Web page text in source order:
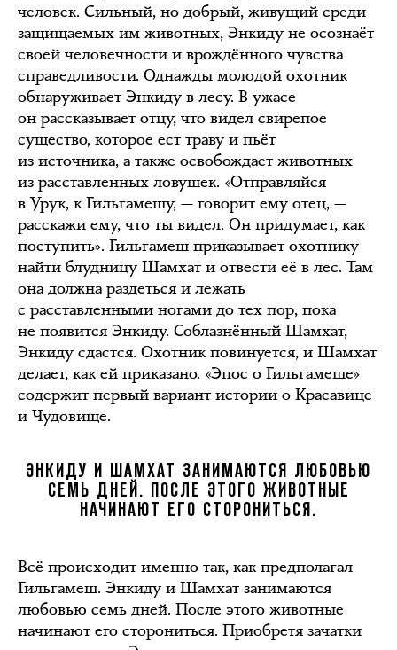
человек. Сильный, но добрый, живущий среди
защищаемых им животных, Энкиду не осознаёт
своей человечности и врождённого чувства
справедливости. Однажды молодой охотник
обнаруживает Энкиду в лесу. В ужасе
он рассказывает отцу, что видел свирепое
существо, которое ест траву и пьёт
из источника, а также освобождает животных
из расставленных ловушек. «Отправляйся
в Урук, к Гильгамешу, — говорит ему отец, —
расскажи ему, что ты видел. Он придумает, как
поступить». Гильгамеш приказывает охотнику
найти блудницу Шамхат и отвести её в лес. Там
она должна раздеться и лежать
с расставленными ногами до тех пор, пока
не появится Энкиду. Соблазнённый Шамхат,
Энкиду сдастся. Охотник повинуется, и Шамхат
делает, как ей приказано. «Эпос о Гильгамеше»
содержит первый вариант истории о Красавице
и Чудовище.
ЭНКИДУ И ШАМХАТ ЗАНИМАЮТСЯ ЛЮБОВЬЮ
СЕМЬ ДНЕЙ. ПОСЛЕ ЭТОГО ЖИВОТНЫЕ
НАЧИНАЮТ ЕГО СТОРОНИТЬСЯ.
Всё происходит именно так, как предполагал
Гильгамеш. Энкиду и Шамхат занимаются
любовью семь дней. После этого животные
начинают его сторониться. Приобретя зачатки